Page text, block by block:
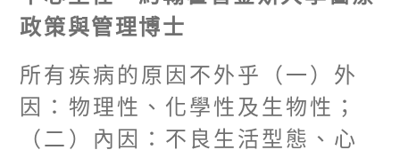
政策與管理博士
所有疾病的原因不外乎（一）外
因：物理性、化學性及生物性；
（二）內因：不良生活型態、心